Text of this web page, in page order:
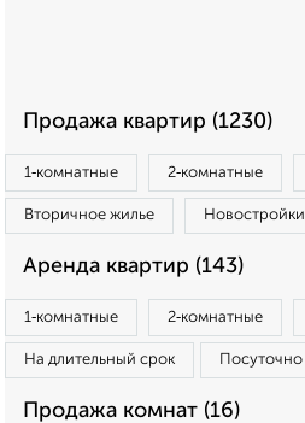
Продажа квартир (1230)
1‑комнатные 2‑комнатные
Вторичное жилье Новостройки
Аренда квартир (143)
1‑комнатные 2‑комнатные
На длительный срок Посуточно
Продажа комнат (16)